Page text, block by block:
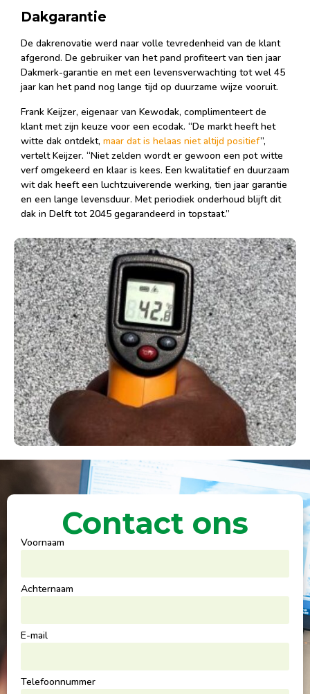
Dakgarantie
De dakrenovatie werd naar volle tevredenheid van de klant
afgerond. De gebruiker van het pand profiteert van tien jaar
Dakmerk-garantie en met een levensverwachting tot wel 45
jaar kan het pand nog lange tijd op duurzame wijze vooruit.
Frank Keijzer, eigenaar van Kewodak, complimenteert de
klant met zijn keuze voor een ecodak. “De markt heeft het
witte dak ontdekt, maar dat is helaas niet altijd positief”,
vertelt Keijzer. “Niet zelden wordt er gewoon een pot witte
verf omgekeerd en klaar is kees. Een kwalitatief en duurzaam
wit dak heeft een luchtzuiverende werking, tien jaar garantie
en een lange levensduur. Met periodiek onderhoud blijft dit
dak in Delft tot 2045 gegarandeerd in topstaat.”
Contact ons
Voornaam
Achternaam
E-mail
Telefoonnummer